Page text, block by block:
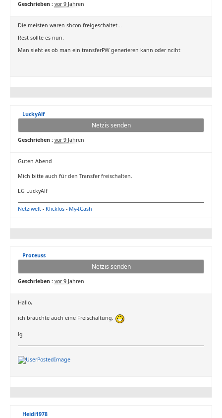
Geschrieben : vor 9 Jahren
Die meisten waren shcon freigeschaltet...
Rest sollte es nun.
Man sieht es ob man ein transferPW generieren kann oder nciht
LuckyAlf
Netzis senden
Geschrieben : vor 9 Jahren
Guten Abend
Mich bitte auch für den Transfer freischalten.
LG LuckyAlf
Netziwelt - Klicklos - My-ICash
Proteuss
Netzis senden
Geschrieben : vor 9 Jahren
Hallo,
ich bräuchte auch eine Freischaltung.
lg
Heidi1978